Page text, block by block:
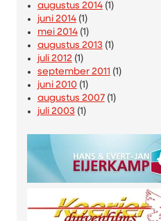
augustus 2014(1)
juni 2014(1)
mei 2014(1)
augustus 2013(1)
juli 2012(1)
september 2011 (1)
juni 2010(1)
augustus 2007(1)
juli 2003(1)